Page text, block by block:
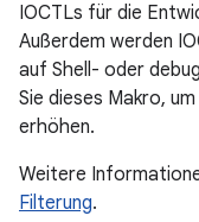
IOCTLs für die
Außerdem werden
auf Shell- oder
Sie dieses Makro,
erhöhen.
Weitere
Filterung.